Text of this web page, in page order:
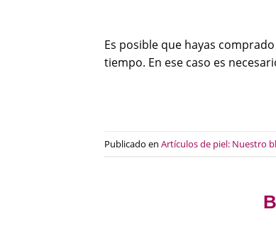
Es posible que hayas
tiempo. En ese caso es
Publicado en Artículos de piel: Nuestro